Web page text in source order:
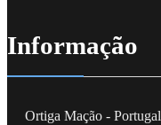
Informação
Ortiga Mação - Portugal